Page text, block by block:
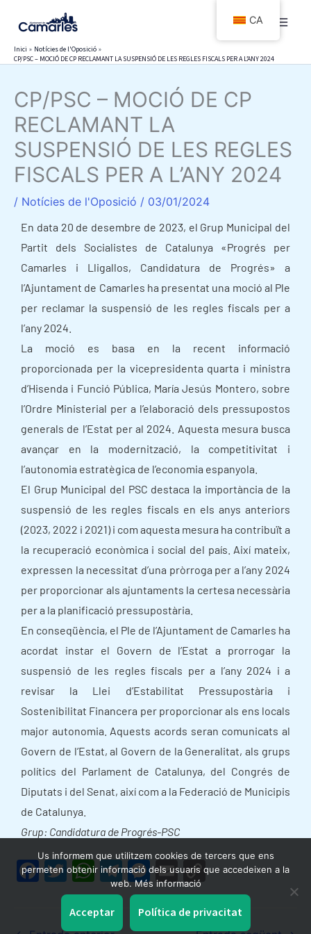
contingut
Inici
Notícies de l'Oposició
CP/PSC – MOCIÓ DE CP RECLAMANT LA SUSPENSIÓ DE LES REGLES FISCALS PER A L’ANY 2024
CP/PSC – MOCIÓ DE CP
RECLAMANT LA
SUSPENSIÓ DE LES REGLES
FISCALS PER A L’ANY 2024
/ Notícies de l'Oposició / 03/01/2024
En data 20 de desembre de 2023, el Grup Municipal del
Partit dels Socialistes de Catalunya «Progrés per
Camarles i Lligallos, Candidatura de Progrés» a
l’Ajuntament de Camarles ha presentat una moció al Ple
per reclamar la suspensió de les regles fiscals per a
l’any 2024.
La moció es basa en la recent informació
proporcionada per la vicepresidenta quarta i ministra
d’Hisenda i Funció Pública, María Jesús Montero, sobre
l’Ordre Ministerial per a l’elaboració dels pressupostos
generals de l’Estat per al 2024. Aquesta mesura busca
avançar en la modernització, la competitivitat i
l’autonomia estratègica de l’economia espanyola.
El Grup Municipal del PSC destaca la importància de la
suspensió de les regles fiscals en els anys anteriors
(2023, 2022 i 2021) i com aquesta mesura ha contribuït a
la recuperació econòmica i social del país. Així mateix,
expressen la necessitat d’una pròrroga per a l’any 2024
per proporcionar als ajuntaments la certesa necessària
per a la planificació pressupostària.
En conseqüència, el Ple de l’Ajuntament de Camarles ha
acordat instar el Govern de l’Estat a prorrogar la
suspensió de les regles fiscals per a l’any 2024 i a
revisar la Llei d’Estabilitat Pressupostària i
Sostenibilitat Financera per proporcionar als ens locals
major autonomia. Aquests acords seran comunicats al
Govern de l’Estat, al Govern de la Generalitat, als grups
polítics del Parlament de Catalunya, del Congrés de
Diputats i del Senat, així com a la Federació de Municipis
de Catalunya.
Grup: Candidatura de Progrés-PSC
F T
w
itt
W
h
at
T
el
M
e
s
E
m
ai
C
o
p
CA
Us informem que utilitzem cookies de tercers que ens
permeten obtenir informació dels usuaris que accedeixen a la
web. Més informació
Acceptar Política de privacitat